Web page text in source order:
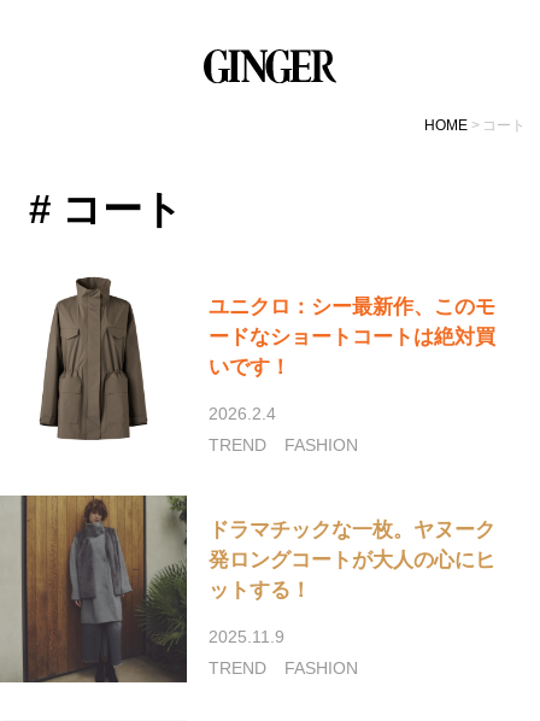
HOME コート
# コート
ユニクロ：シー最新作、このモ
ードなショートコートは絶対買
いです！
2026.2.4
TREND
FASHION
ドラマチックな一枚。ヤヌーク
発ロングコートが大人の心にヒ
ットする！
2025.11.9
TREND
FASHION